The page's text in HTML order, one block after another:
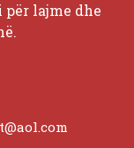
lajme dhe